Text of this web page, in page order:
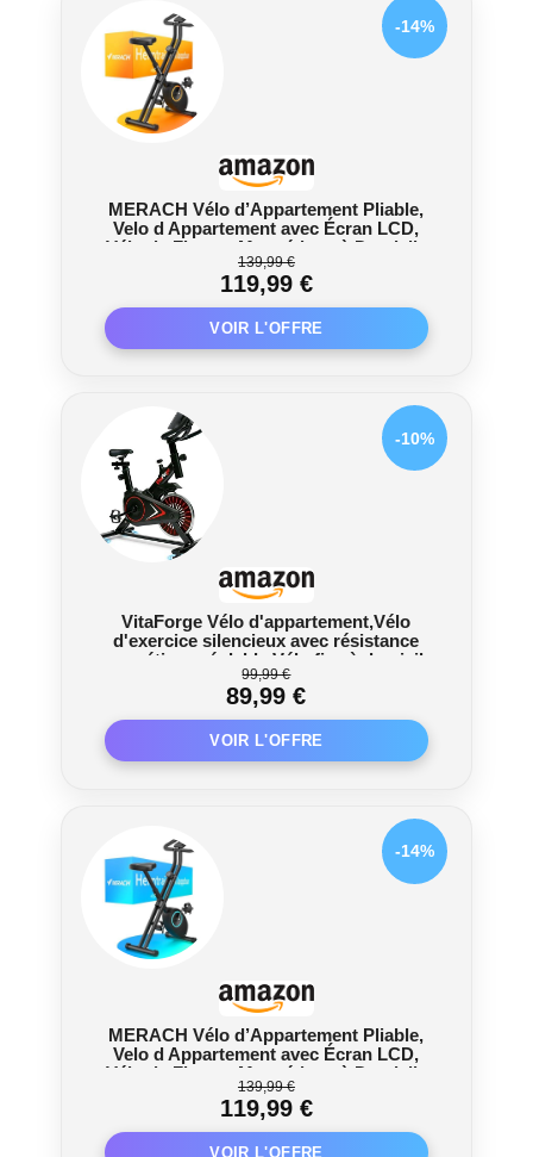
MERACH Vélo d’Appartement Pliable,
Velo d Appartement avec Écran LCD,
Vélo de Fitness Magnétique à Domicile
avec Coussin Confortable, Gain de
Place, Pour l’Entraînement Cardio,
Capacité Max 136KG
139,99 €
119,99 €
-14%
VitaForge Vélo d'appartement,Vélo
d'exercice silencieux avec résistance
magnétique réglable,Vélo fixe à domicile
avec réglage de hauteur,Entraînement
cardio compact (Noir/Rouge)
99,99 €
89,99 €
-10%
MERACH Vélo d’Appartement Pliable,
Velo d Appartement avec Écran LCD,
Vélo de Fitness Magnétique à Domicile
avec Coussin Confortable, Gain de
Place, Pour l’Entraînement Cardio,
Capacité Max 136KG
139,99 €
119,99 €
-14%